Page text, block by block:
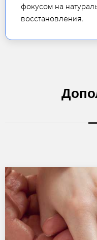
фокусом на
восстановления.